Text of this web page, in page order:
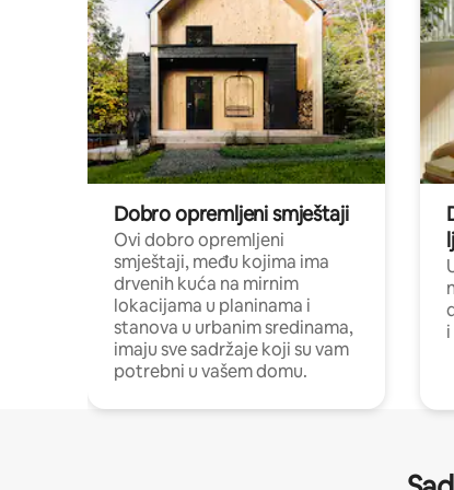
Dobro opremljeni smještaji
Ovi dobro opremljeni
smještaji, među kojima ima
drvenih kuća na mirnim
lokacijama u planinama i
stanova u urbanim sredinama,
imaju sve sadržaje koji su vam
potrebni u vašem domu.